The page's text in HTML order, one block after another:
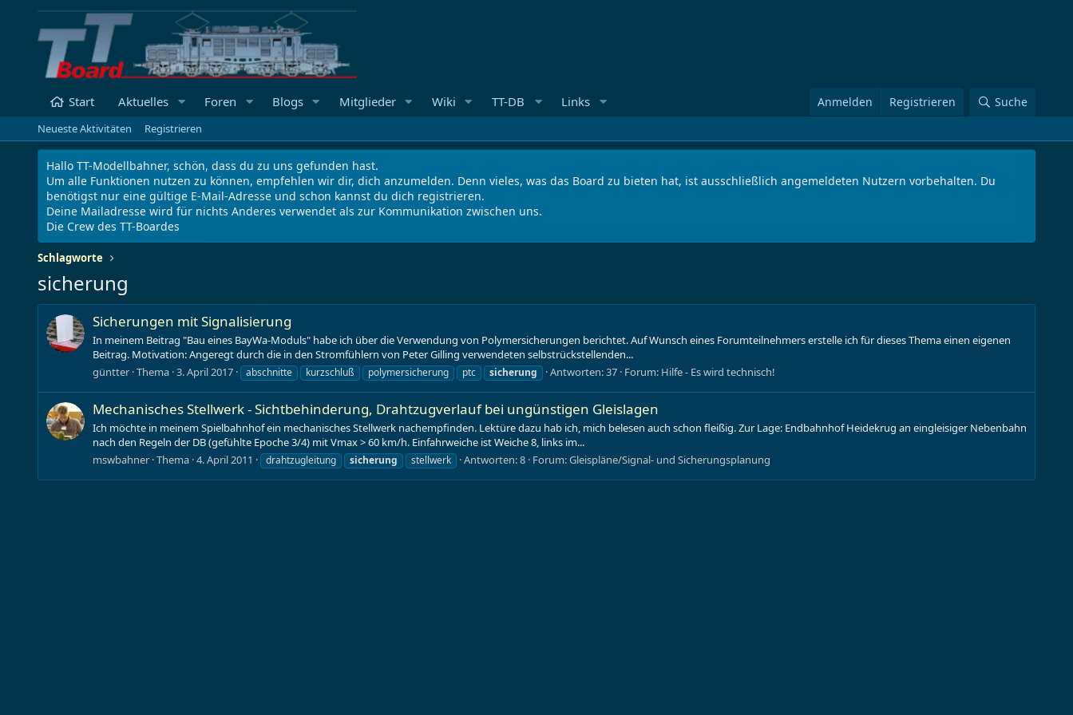
Start Aktuelles Foren Blogs Mitglieder Wiki TT-DB Links Anmelden Registrieren Suche
Neueste Aktivitäten Registrieren
Hallo TT-Modellbahner, schön, dass du zu uns gefunden hast.
Um alle Funktionen nutzen zu können, empfehlen wir dir, dich anzumelden. Denn vieles, was das Board zu bieten hat, ist ausschließlich angemeldeten Nutzern vorbehalten. Du
benötigst nur eine gültige E-Mail-Adresse und schon kannst du dich registrieren.
Deine Mailadresse wird für nichts Anderes verwendet als zur Kommunikation zwischen uns.
Die Crew des TT-Boardes
Schlagworte
sicherung
Sicherungen mit Signalisierung
In meinem Beitrag "Bau eines BayWa-Moduls" habe ich über die Verwendung von Polymersicherungen berichtet. Auf Wunsch eines Forumteilnehmers erstelle ich für dieses Thema einen eigenen
Beitrag. Motivation: Angeregt durch die in den Stromfühlern von Peter Gilling verwendeten selbstrückstellenden...
güntter Thema 3. April 2017 abschnitte kurzschluß polymersicherung ptc sicherung Antworten: 37 Forum: Hilfe - Es wird technisch!
Mechanisches Stellwerk - Sichtbehinderung, Drahtzugverlauf bei ungünstigen Gleislagen
Ich möchte in meinem Spielbahnhof ein mechanisches Stellwerk nachempfinden. Lektüre dazu hab ich, mich belesen auch schon fleißig. Zur Lage: Endbahnhof Heidekrug an eingleisiger Nebenbahn
nach den Regeln der DB (gefühlte Epoche 3/4) mit Vmax > 60 km/h. Einfahrweiche ist Weiche 8, links im...
mswbahner Thema 4. April 2011 drahtzugleitung sicherung stellwerk Antworten: 8 Forum:Gleispläne/Signal- und Sicherungsplanung